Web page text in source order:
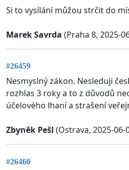
Si to vysílání můžou strčit do
Marek Savrda (Praha 8, 2025-
#26459
Nesmyslný zákon. Nesleduji
rozhlas 3 roky a to z důvodů
účelového lhaní a strašení
Zbyněk Pešl (Ostrava, 2025-06-
#26460